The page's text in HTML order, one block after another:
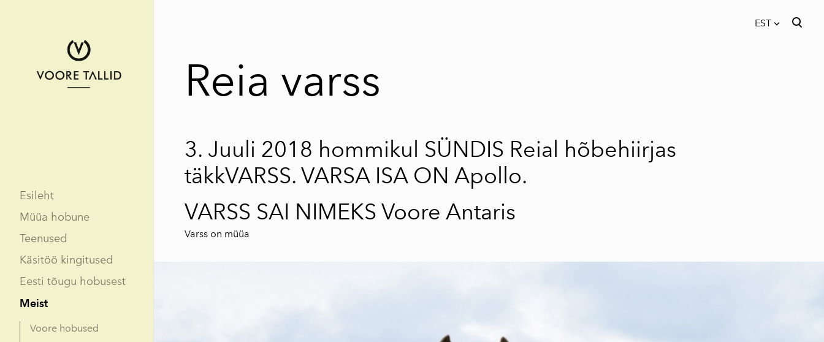
EST
Esileht
Müüa hobune
Teenused
Käsitöö kingitused
Eesti tõugu hobusest
Meist
Voore hobused
Reia varss
3. Juuli 2018 hommikul SÜNDIS Reial hõbehiirjas
täkkVARSS. VARSA ISA ON Apollo.
VARSS SAI NIMEKS Voore Antaris
Varss on müüa